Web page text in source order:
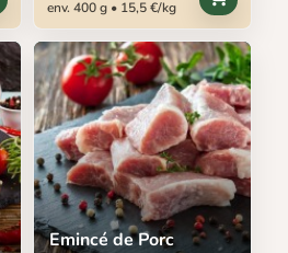
env. 400 g • 15,5 €/kg
Emincé de Porc